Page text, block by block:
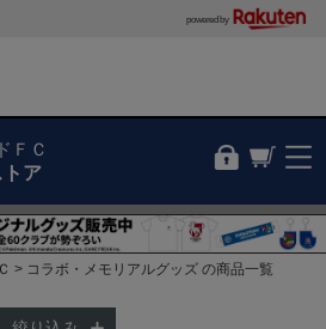
powered by
ＦＣ
ア
コラボ・メモリアルグッズ の商品一覧